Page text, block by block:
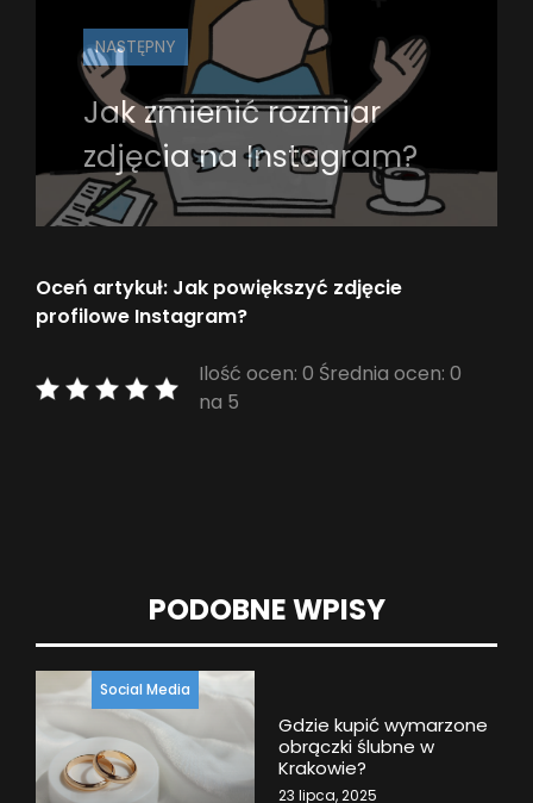
NASTĘPNY
Jak zmienić rozmiar
zdjęcia na Instagram?
Oceń artykuł: Jak powiększyć zdjęcie
profilowe Instagram?
Ilość ocen: 0 Średnia ocen: 0
na 5
PODOBNE WPISY
Social Media
Gdzie kupić wymarzone
obrączki ślubne w
Krakowie?
23 lipca, 2025